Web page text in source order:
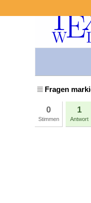
Fragen
0
Stimmen
1
Antwort